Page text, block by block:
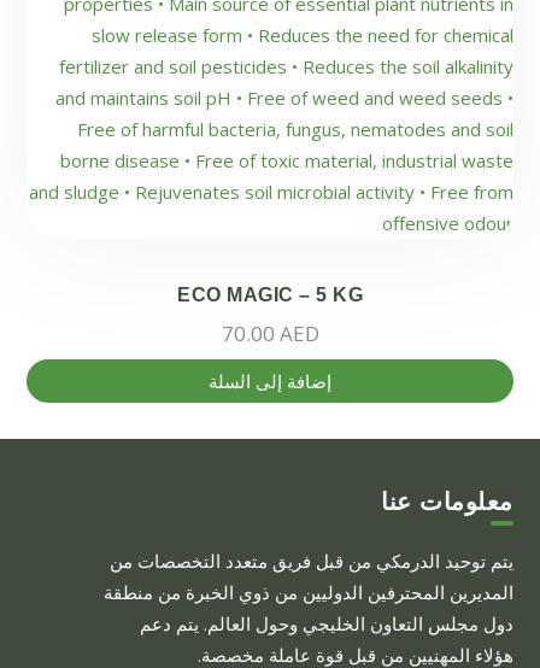
ECO MAGIC – 5 KG
70.00 AED
إضافة إلى السلة
معلومات عنا
يتم توحيد الدرمكي من قبل فريق متعدد التخصصات من
المديرين المحترفين الدوليين من ذوي الخبرة من منطقة
دول مجلس التعاون الخليجي وحول العالم. يتم دعم
هؤلاء المهنيين من قبل قوة عاملة مخصصة.